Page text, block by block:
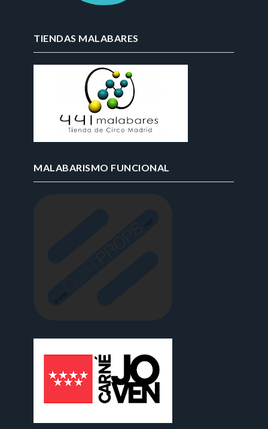
TIENDAS MALABARES
MALABARISMO FUNCIONAL